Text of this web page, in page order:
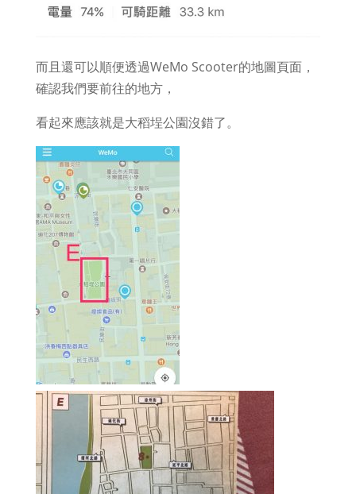
而且還可以順便透過WeMo Scooter的地圖頁面，
確認我們要前往的地方，
看起來應該就是大稻埕公園沒錯了。